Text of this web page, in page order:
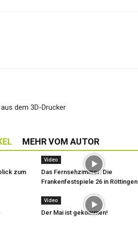
dem 3D-Drucker
MEHR VOM AUTOR
zum
Video
Das Fernsehzimmer: Die
Frankenfestspiele 26 in Röttingen
Video
Der Mai ist gekommen!